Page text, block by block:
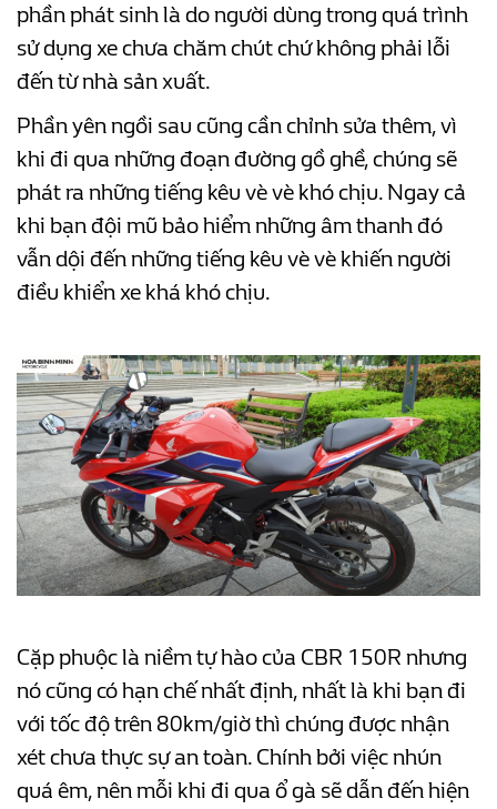
phần phát sinh là do người dùng trong quá trình
sử dụng xe chưa chăm chút chứ không phải lỗi
đến từ nhà sản xuất.
Phần yên ngồi sau cũng cần chỉnh sửa thêm, vì
khi đi qua những đoạn đường gồ ghề, chúng sẽ
phát ra những tiếng kêu vè vè khó chịu. Ngay cả
khi bạn đội mũ bảo hiểm những âm thanh đó
vẫn dội đến những tiếng kêu vè vè khiến người
điều khiển xe khá khó chịu.
Cặp phuộc là niềm tự hào của CBR 150R nhưng
nó cũng có hạn chế nhất định, nhất là khi bạn đi
với tốc độ trên 80km/giờ thì chúng được nhận
xét chưa thực sự an toàn. Chính bởi việc nhún
quá êm, nên mỗi khi đi qua ổ gà sẽ dẫn đến hiện